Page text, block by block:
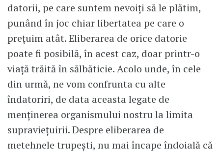
datorii, pe care suntem nevoiți să le plătim,
punând în joc chiar libertatea pe care o
prețuim atât. Eliberarea de orice datorie
poate fi posibilă, în acest caz, doar printr-o
viață trăită în sălbăticie. Acolo unde, în cele
din urmă, ne vom confrunta cu alte
îndatoriri, de data aceasta legate de
menținerea organismului nostru la limita
supraviețuirii. Despre eliberarea de
metehnele trupești, nu mai încape îndoială că